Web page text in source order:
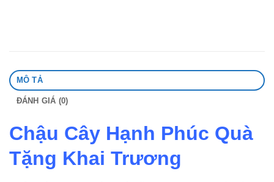
MÔ TẢ
ĐÁNH GIÁ (0)
Chậu Cây Hạnh Phúc Quà
Tặng Khai Trương